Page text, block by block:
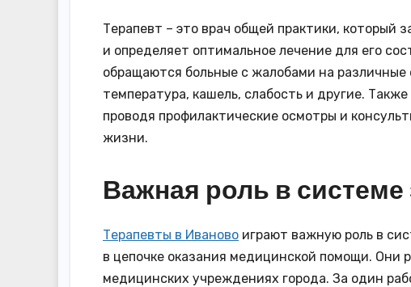
Терапевт – это врач общей практики, который
и определяет оптимальное лечение для его
обращаются больные с жалобами на
температура, кашель, слабость и другие.
проводя профилактические осмотры и
жизни.
Важная роль в
Терапевты в Иваново играют важную роль в
в цепочке оказания медицинской помощи. Они
медицинских учреждениях города. За один